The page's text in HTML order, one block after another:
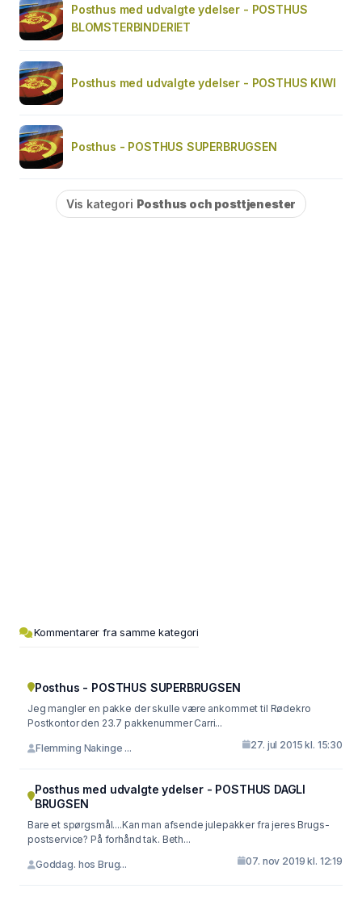
Posthus med udvalgte ydelser - POSTHUS
BLOMSTERBINDERIET
Posthus med udvalgte ydelser - POSTHUS KIWI
Posthus - POSTHUS SUPERBRUGSEN
Vis kategori Posthus och posttjenester
Kommentarer fra samme kategori
Posthus - POSTHUS SUPERBRUGSEN
Jeg mangler en pakke der skulle være ankommet til Rødekro
Postkontor den 23.7 pakkenummer Carri...
Flemming Nakinge ... 27. jul 2015 kl. 15:30
Posthus med udvalgte ydelser - POSTHUS DAGLI
BRUGSEN
Bare et spørgsmål....Kan man afsende julepakker fra jeres Brugs-
postservice? På forhånd tak. Beth...
Goddag. hos Brug... 07. nov 2019 kl. 12:19